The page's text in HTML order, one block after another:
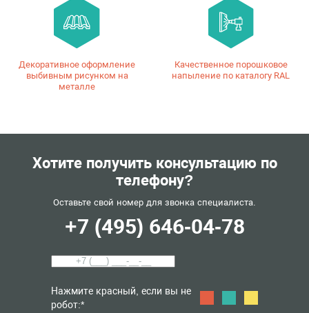
Декоративное оформление
выбивным рисунком на
металле
Качественное порошковое
напыление по каталогу RAL
Хотите получить консультацию по
телефону?
Оставьте свой номер для звонка специалиста.
+7 (495) 646-04-78
Нажмите красный, если вы не
робот:*